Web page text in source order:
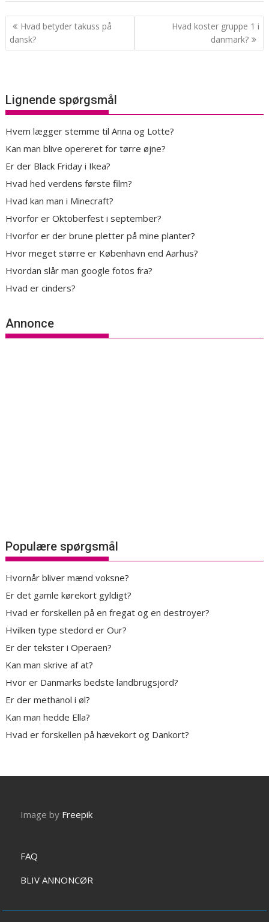
Indlægsnavigation
Hvad betyder takuss på
dansk?
Hvad koster gruppe 1 i
danmark?
Lignende spørgsmål
Hvem lægger stemme til Anna og Lotte?
Kan man blive opereret for tørre øjne?
Er der Black Friday i Ikea?
Hvad hed verdens første film?
Hvad kan man i Minecraft?
Hvorfor er Oktoberfest i september?
Hvorfor er der brune pletter på mine planter?
Hvor meget større er København end Aarhus?
Hvordan slår man google fotos fra?
Hvad er cinders?
Annonce
Populære spørgsmål
Hvornår bliver mænd voksne?
Er det gamle kørekort gyldigt?
Hvad er forskellen på en fregat og en destroyer?
Hvilken type stedord er Our?
Er der tekster i Operaen?
Kan man skrive af at?
Hvor er Danmarks bedste landbrugsjord?
Er der methanol i øl?
Kan man hedde Ella?
Hvad er forskellen på hævekort og Dankort?
Image by Freepik
FAQ
BLIV ANNONCØR